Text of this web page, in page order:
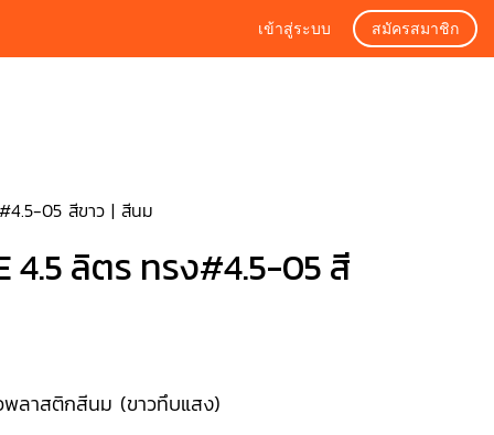
เข้าสู่ระบบ สมัครสมาชิก
05 สีขาว | สีนม
ลิตร ทรง#4.5-05 สี
พลาสติกสีนม (ขาวทึบแสง)